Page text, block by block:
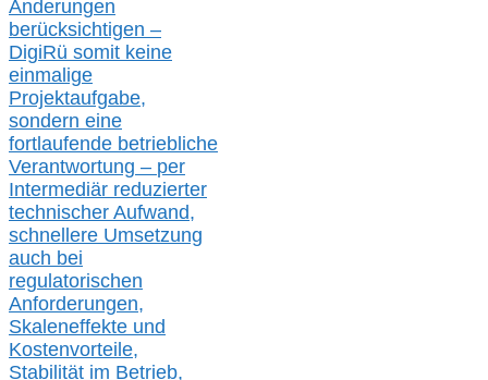
Änderungen
berücksichtigen –
DigiRü somit keine
einmalige
Projektaufgabe,
sondern eine
fortlaufende betriebliche
Verantwortung – per
Intermediär reduzierter
technischer Aufwand,
schnellere Umsetzung
auch bei
regulatorischen
Anforderungen,
Skaleneffekte und
Kostenvorteile,
Stabilität im Betrieb,